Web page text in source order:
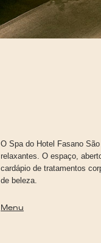
O Spa do Hotel Fasano
relaxantes. O espaço,
cardápio de tratamentos
de beleza.
Menu